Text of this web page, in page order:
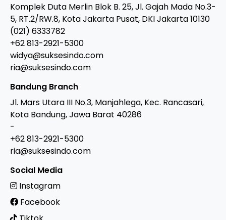
Komplek Duta Merlin Blok B. 25, Jl. Gajah Mada No.3-
5, RT.2/RW.8, Kota Jakarta Pusat, DKI Jakarta 10130
(021) 6333782
+62 813-2921-5300
widya@suksesindo.com
ria@suksesindo.com
Bandung Branch
Jl. Mars Utara III No.3, Manjahlega, Kec. Rancasari,
Kota Bandung, Jawa Barat 40286
-
+62 813-2921-5300
ria@suksesindo.com
Social Media
Instagram
Facebook